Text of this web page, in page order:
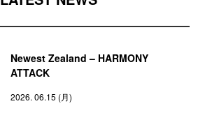
Newest Zealand – HARMONY
ATTACK
2026. 06.15 (月)